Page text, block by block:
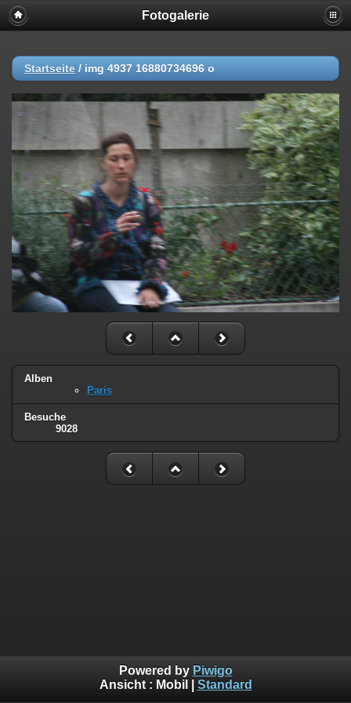
Fotogalerie
Startseite / img 4937 16880734696 o
Alben
Paris
Besuche
9028
Powered by Piwigo
Ansicht : Mobil Standard